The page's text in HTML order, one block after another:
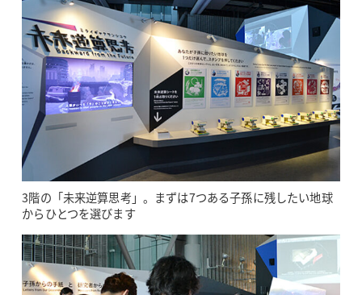
3階の「未来逆算思考」。まずは7つある子孫に残したい地球
からひとつを選びます